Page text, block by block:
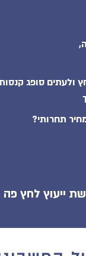
ולעתים סופג
ייעוץ לחץ פה
תחרותי?